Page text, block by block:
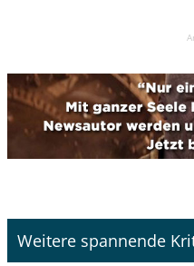
Weitere spannende